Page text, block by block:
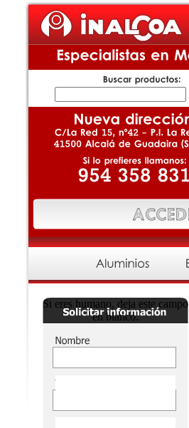
Si eres humano, deja este campo
en blanco.